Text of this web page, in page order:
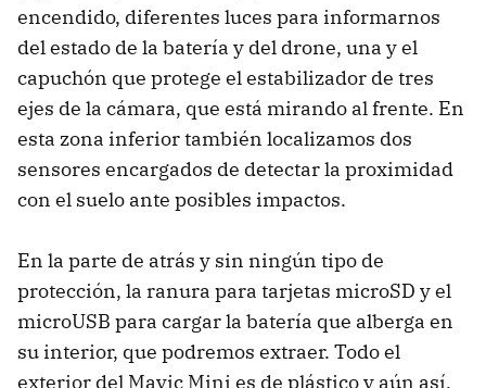
encendido, diferentes luces para informarnos
del estado de la batería y del drone, una y el
capuchón que protege el estabilizador de tres
ejes de la cámara, que está mirando al frente. En
esta zona inferior también localizamos dos
sensores encargados de detectar la proximidad
con el suelo ante posibles impactos.
En la parte de atrás y sin ningún tipo de
protección, la ranura para tarjetas microSD y el
microUSB para cargar la batería que alberga en
su interior, que podremos extraer. Todo el
exterior del Mavic Mini es de plástico y aún así,